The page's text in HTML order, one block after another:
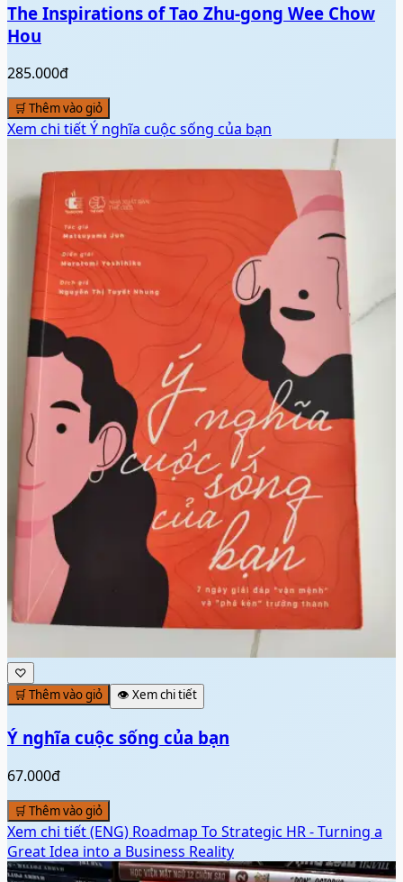
The Inspirations of Tao Zhu-gong Wee Chow
Hou
285.000đ
🛒 Thêm vào giỏ
Xem chi tiếtÝ nghĩa cuộc sống của bạn
♡
🛒 Thêm vào giỏ
👁️ Xem chi tiết
Ý nghĩa cuộc sống của bạn
67.000đ
🛒 Thêm vào giỏ
Xem chi tiết(ENG) Roadmap To Strategic HR - Turning a
Great Idea into a Business Reality